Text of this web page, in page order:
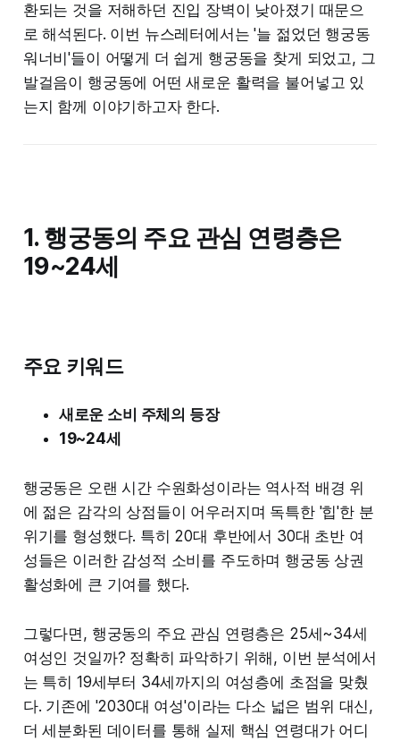
환되는 것을 저해하던 진입 장벽이 낮아졌기 때문으
로 해석된다. 이번 뉴스레터에서는 '늘 젊었던 행궁동
워너비'들이 어떻게 더 쉽게 행궁동을 찾게 되었고, 그
발걸음이 행궁동에 어떤 새로운 활력을 불어넣고 있
는지 함께 이야기하고자 한다.
1.행궁동의 주요 관심 연령층은
19~24세
주요 키워드
새로운 소비 주체의 등장
19~24세
행궁동은 오랜 시간 수원화성이라는 역사적 배경 위
에 젊은 감각의 상점들이 어우러지며 독특한 '힙'한 분
위기를 형성했다. 특히 20대 후반에서 30대 초반 여
성들은 이러한 감성적 소비를 주도하며 행궁동 상권
활성화에 큰 기여를 했다.
그렇다면, 행궁동의 주요 관심 연령층은 25세~34세
여성인 것일까? 정확히 파악하기 위해, 이번 분석에서
는 특히 19세부터 34세까지의 여성층에 초점을 맞췄
다. 기존에 '2030대 여성'이라는 다소 넓은 범위 대신,
더 세분화된 데이터를 통해 실제 핵심 연령대가 어디